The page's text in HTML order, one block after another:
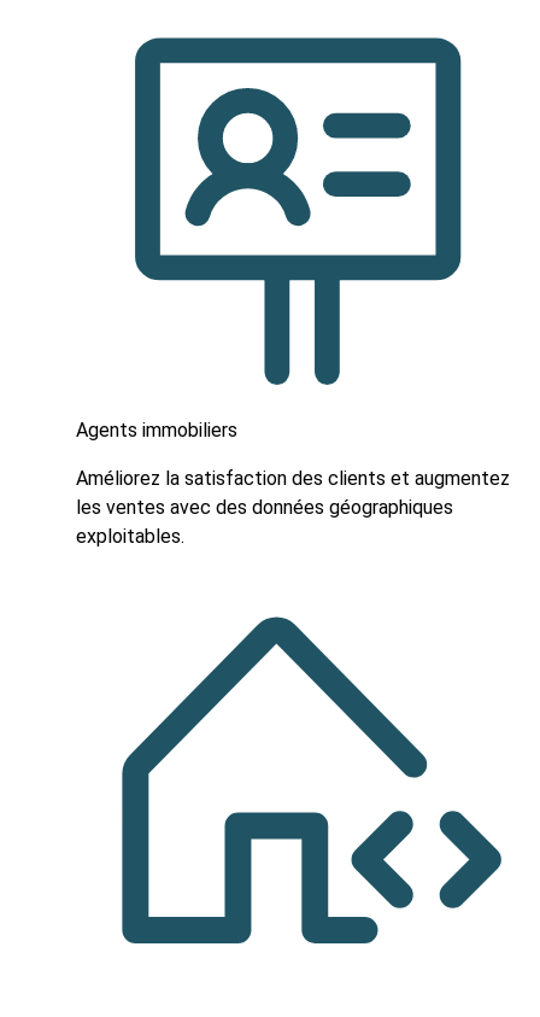
Agents immobiliers
Améliorez la satisfaction des clients et augmentez
les ventes avec des données géographiques
exploitables.